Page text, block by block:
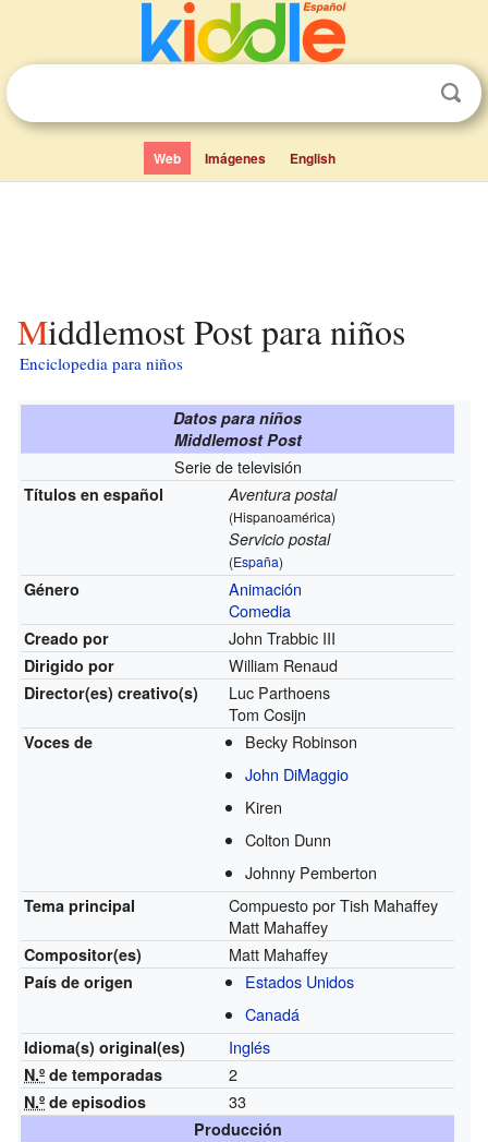
Web Imágenes English
Middlemost Post para niños
Enciclopedia para niños
Datos para niños
Middlemost Post
Serie de televisión
Títulos en español Aventura postal
(Hispanoamérica)
Servicio postal
(España)
Género
Animación
Comedia
Creado por John Trabbic III
Dirigido por William Renaud
Director(es) creativo(s)
Luc Parthoens
Tom Cosijn
Voces de
Becky Robinson
John DiMaggio
Kiren
Colton Dunn
Johnny Pemberton
Tema principal
Compuesto por Tish Mahaffey
Matt Mahaffey
Compositor(es) Matt Mahaffey
País de origen
Estados Unidos
Canadá
Idioma(s) original(es) Inglés
N.º de temporadas 2
N.º de episodios 33
Producción